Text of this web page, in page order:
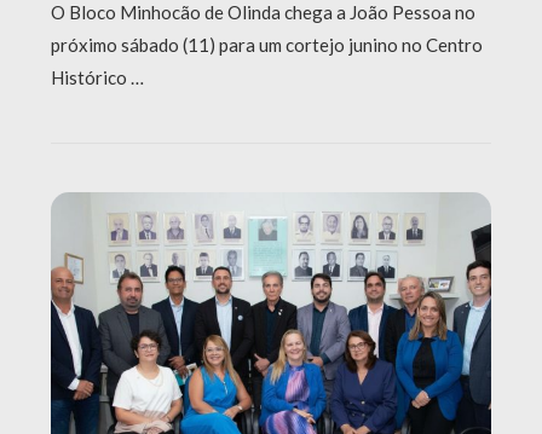
O Bloco Minhocão de Olinda chega a João Pessoa no
próximo sábado (11) para um cortejo junino no Centro
Histórico …